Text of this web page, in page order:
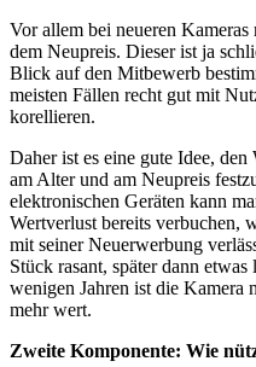
Vor allem bei neueren
dem Neupreis. Dieser ist ja
Blick auf den Mitbewerb
meisten Fällen recht gut mit
korellieren.
Daher ist es eine gute Idee,
am Alter und am Neupreis
elektronischen Geräten kann
Wertverlust bereits verbuchen,
mit seiner Neuerwerbung
Stück rasant, später dann
wenigen Jahren ist die Kamera
mehr wert.
Zweite Komponente: Wie